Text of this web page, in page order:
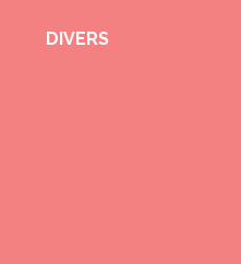
DIVERS